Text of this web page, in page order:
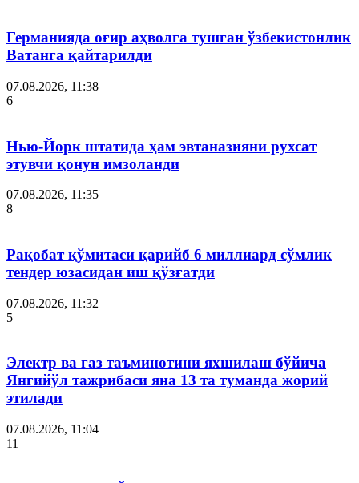
Германияда оғир аҳволга тушган ўзбекистонлик
Ватанга қайтарилди
07.08.2026, 11:38
6
Нью-Йорк штатида ҳам эвтаназияни рухсат
этувчи қонун имзоланди
07.08.2026, 11:35
8
Рақобат қўмитаси қарийб 6 миллиард сўмлик
тендер юзасидан иш қўзғатди
07.08.2026, 11:32
5
Электр ва газ таъминотини яхшилаш бўйича
Янгийўл тажрибаси яна 13 та туманда жорий
этилади
07.08.2026, 11:04
11